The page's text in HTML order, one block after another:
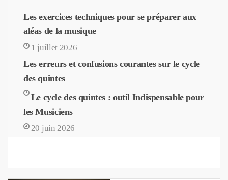
Les exercices techniques pour se préparer aux
aléas de la musique
1 juillet 2026
Les erreurs et confusions courantes sur le cycle
des quintes
Le cycle des quintes : outil Indispensable pour
les Musiciens
20 juin 2026